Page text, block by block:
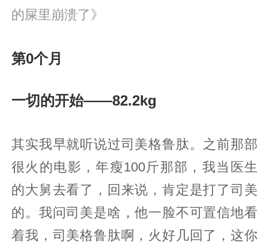
的屎里崩溃了》
第0个月
一切的开始——82.2kg
其实我早就听说过司美格鲁肽。之前那部
很火的电影，年瘦100斤那部，我当医生
的大舅去看了，回来说，肯定是打了司美
的。我问司美是啥，他一脸不可置信地看
着我，司美格鲁肽啊，火好几回了，这你